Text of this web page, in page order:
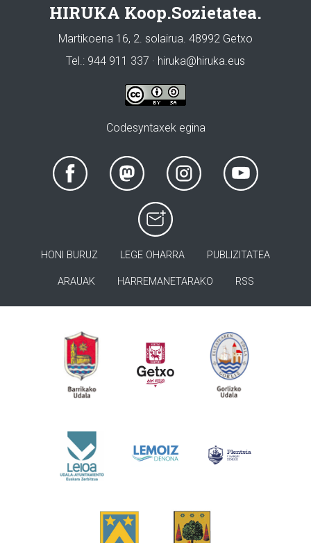
HIRUKA Koop.Sozietatea.
Martikoena 16, 2. solairua. 48992 Getxo
Tel.: 944 911 337 · hiruka@hiruka.eus
Codesyntaxek egina
HONI BURUZ LEGE OHARRA PUBLIZITATEA
ARAUAK HARREMANETARAKO RSS